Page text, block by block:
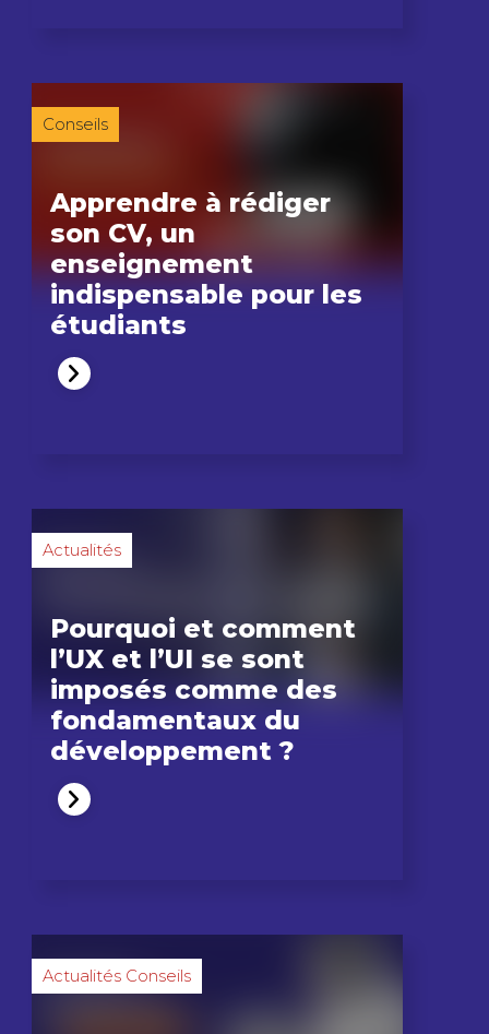
Conseils
Apprendre à rédiger
son CV, un
enseignement
indispensable pour les
étudiants
Actualités
Pourquoi et comment
l’UX et l’UI se sont
imposés comme des
fondamentaux du
développement ?
Actualités Conseils